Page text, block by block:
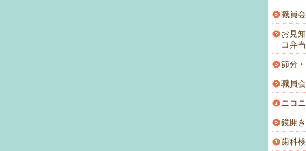
職員
お見
コ弁当
節分
職員
ニコ
鏡開き
歯科